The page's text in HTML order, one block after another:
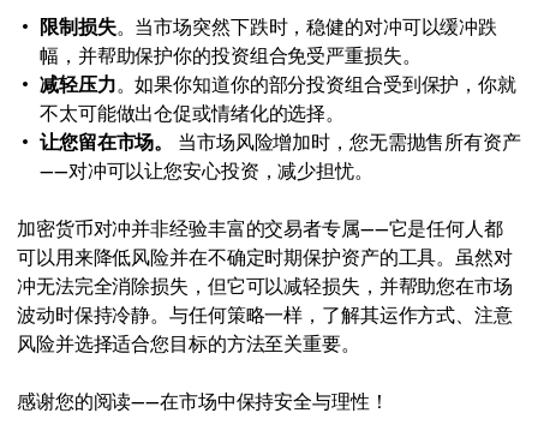
限制损失。当市场突然下跌时，稳健的对冲可以缓冲跌
幅，并帮助保护你的投资组合免受严重损失。
减轻压力。如果你知道你的部分投资组合受到保护，你就
不太可能做出仓促或情绪化的选择。
让您留在市场。
当市场风险增加时，您无需抛售所有资产
——对冲可以让您安心投资，减少担忧。
加密货币对冲并非经验丰富的交易者专属——它是任何人都
可以用来降低风险并在不确定时期保护资产的工具。虽然对
冲无法完全消除损失，但它可以减轻损失，并帮助您在市场
波动时保持冷静。与任何策略一样，了解其运作方式、注意
风险并选择适合您目标的方法至关重要。
感谢您的阅读——在市场中保持安全与理性！